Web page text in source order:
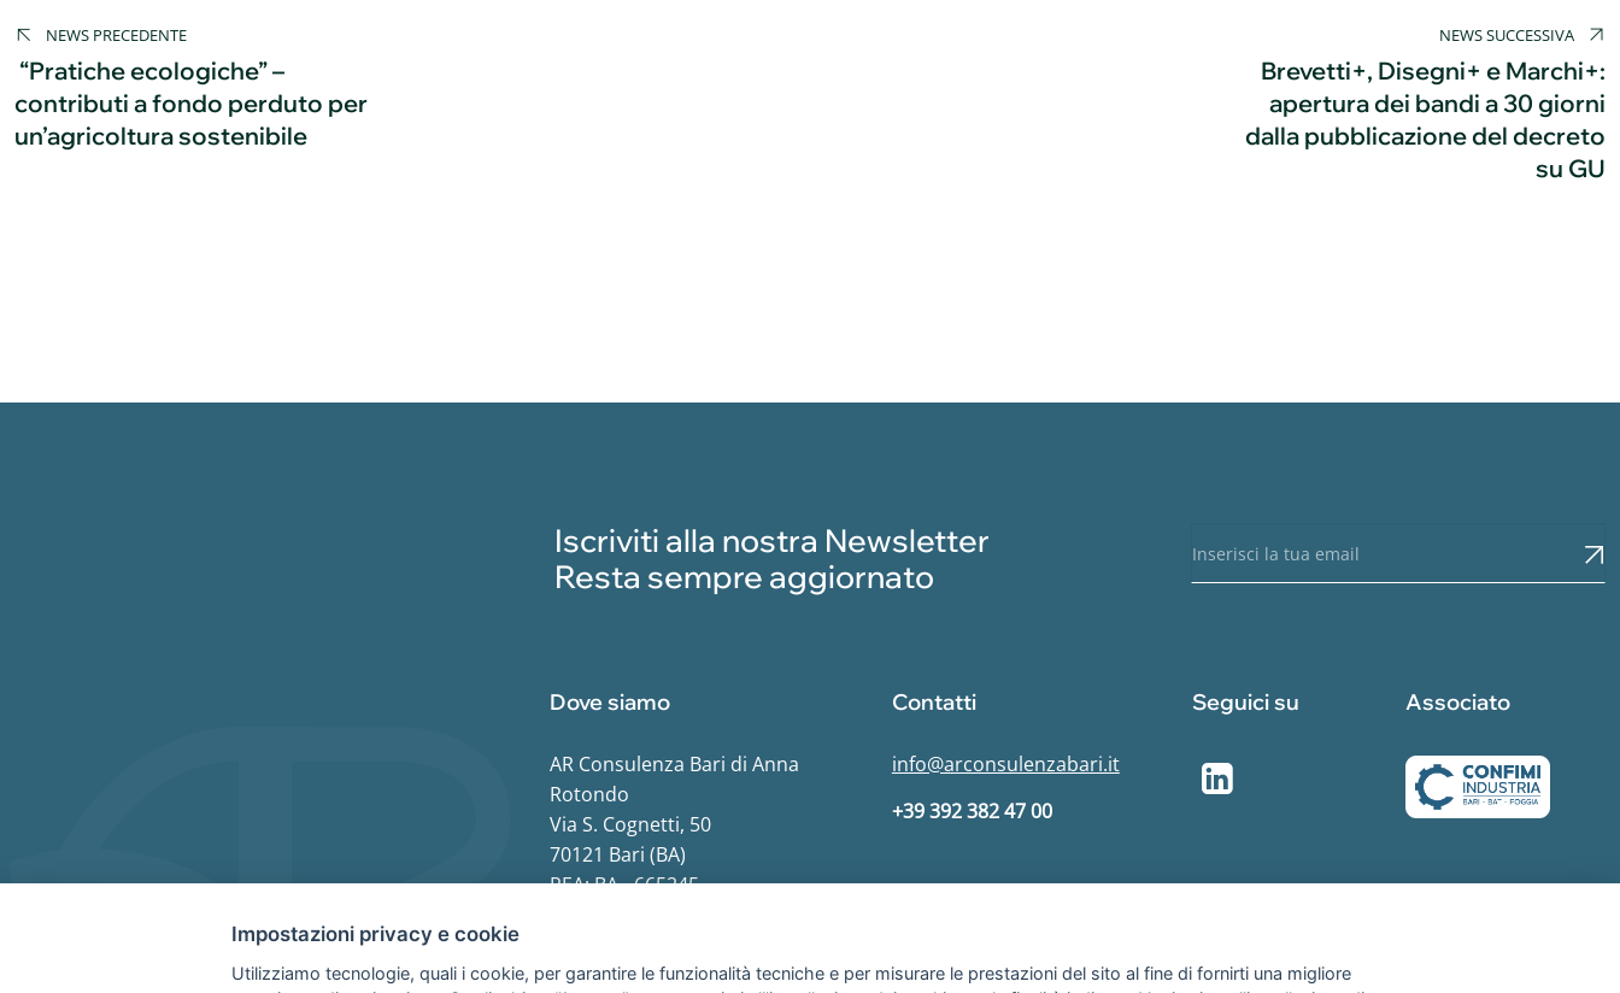
articoli
NEWS PRECEDENTE
“Pratiche ecologiche” –
contributi a fondo perduto per
un’agricoltura sostenibile
NEWS SUCCESSIVA
Brevetti+, Disegni+ e Marchi+:
apertura dei bandi a 30 giorni
dalla pubblicazione del decreto
su GU
Iscriviti alla nostra Newsletter
Resta sempre aggiornato
Dove siamo
AR Consulenza Bari di Anna
Rotondo
Via S. Cognetti, 50
70121 Bari (BA)
REA: BA - 665245
Contatti
+39 392 382 47 00
info@arconsulenzabari.it
Seguici su Associato
Impostazioni privacy e cookie
Utilizziamo tecnologie, quali i cookie, per garantire le funzionalità tecniche e per misurare le prestazioni del sito al fine di fornirti una migliore